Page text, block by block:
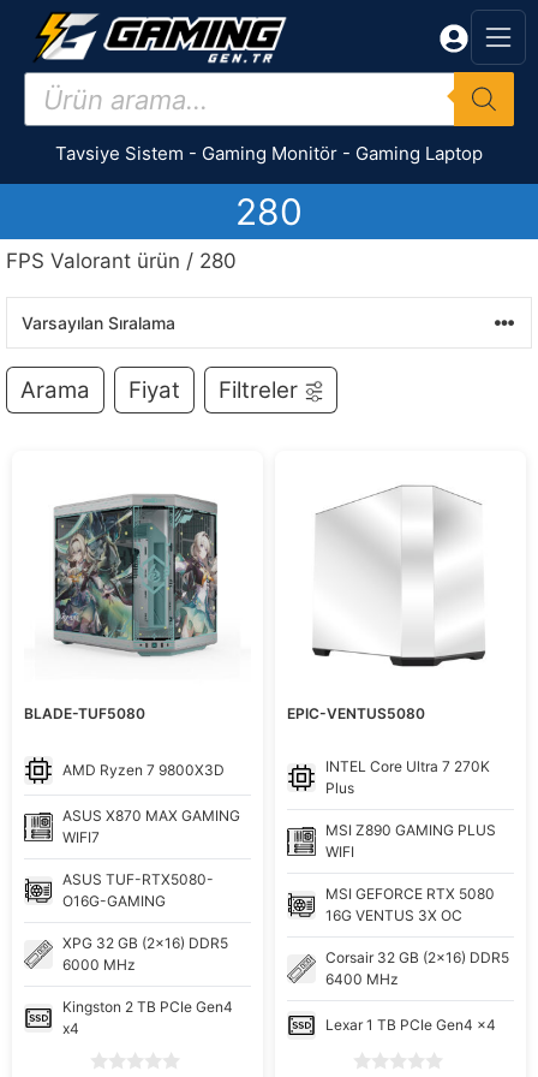
İçeriğe
Products
search
Tavsiye Sistem - Gaming Monitör - Gaming Laptop
280
FPS Valorant ürün / 280
Arama Fiyat Filtreler
BLADE-TUF5080
AMD Ryzen 7 9800X3D
ASUS X870 MAX GAMING
WIFI7
ASUS TUF-RTX5080-
O16G-GAMING
XPG 32 GB (2x16) DDR5
6000 MHz
Kingston 2 TB PCIe Gen4
x4
EPIC-VENTUS5080
INTEL Core Ultra 7 270K
Plus
MSI Z890 GAMING PLUS
WIFI
MSI GEFORCE RTX 5080
16G VENTUS 3X OC
Corsair 32 GB (2x16) DDR5
6400 MHz
Lexar 1 TB PCIe Gen4 x4